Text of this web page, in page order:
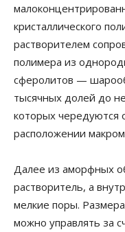
кристаллического
растворителем
полимера из
сферолитов —
тысячных долей до
которых чередуются
расположении
Далее из аморфных
растворитель, а
мелкие поры.
можно управлять за